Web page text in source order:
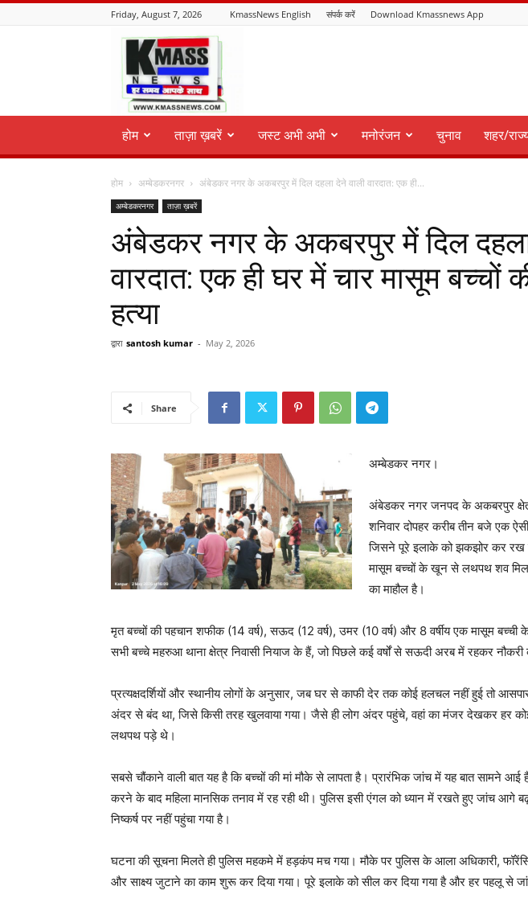
Friday, August 7, 2026 KmassNews English संपर्क करें Download Kmassnews App
KmassNews
होम ताज़ा ख़बरें जस्ट अभी अभी मनोरंजन चुनाव शहर/
होम अम्बेडकरनगर अंबेडकर नगर के अकबरपुर में दिल दहला देने वाली वारदात: एक ही...
अम्बेडकरनगर ताज़ा ख़बरें
अंबेडकर नगर के अकबरपुर में दिल
वारदात: एक ही घर में चार मासूम बच्चों
हत्या
द्वारा santosh kumar - May 2, 2026
Share
अम्बेडकर नगर।
अंबेडकर नगर जनपद के अकबरपुर
शनिवार दोपहर करीब तीन बजे एक
जिसने पूरे इलाके को झकझोर कर रख
मासूम बच्चों के खून से लथपथ शव
का माहौल है।
मृत बच्चों की पहचान शफीक (14 वर्ष), सऊद (12 वर्ष), उमर (10 वर्ष) और 8 वर्षीय एक मासूम बच्ची
सभी बच्चे महरुआ थाना क्षेत्र निवासी नियाज के हैं, जो पिछले कई वर्षों से सऊदी अरब में रहकर
प्रत्यक्षदर्शियों और स्थानीय लोगों के अनुसार, जब घर से काफी देर तक कोई हलचल नहीं हुई तो
अंदर से बंद था, जिसे किसी तरह खुलवाया गया। जैसे ही लोग अंदर पहुंचे, वहां का मंजर देखकर हर
लथपथ पड़े थे।
सबसे चौंकाने वाली बात यह है कि बच्चों की मां मौके से लापता है। प्रारंभिक जांच में यह बात सामने आई है
करने के बाद महिला मानसिक तनाव में रह रही थी। पुलिस इसी एंगल को ध्यान में रखते हुए जांच आगे
निष्कर्ष पर नहीं पहुंचा गया है।
घटना की सूचना मिलते ही पुलिस महकमे में हड़कंप मच गया। मौके पर पुलिस के आला अधिकारी,
और साक्ष्य जुटाने का काम शुरू कर दिया गया। पूरे इलाके को सील कर दिया गया है और हर पहलू से